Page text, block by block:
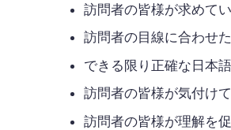
訪問者の皆様が求めて
訪問者の目線に合わせ
できる限り正確な日本
訪問者の皆様が気付け
訪問者の皆様が理解を